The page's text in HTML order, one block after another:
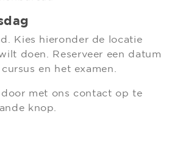
Kies hieronder de locatie
doen. Reserveer een datum
en het examen.
met ons contact op te
knop.